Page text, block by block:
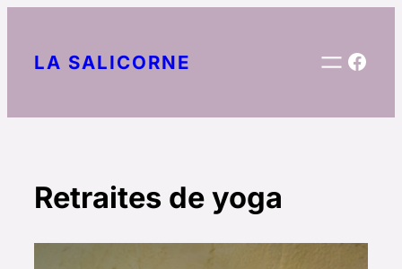
contenuLA SALICORNE
Retraites de yoga